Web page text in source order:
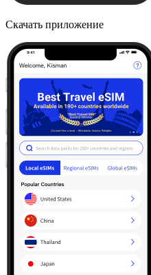
Скачать приложение